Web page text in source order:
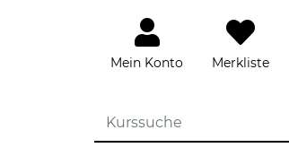
Mein Konto Merkliste